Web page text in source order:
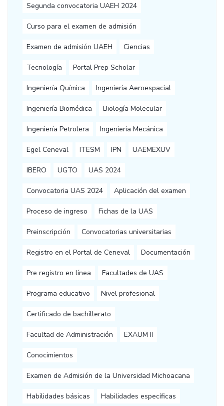
Segunda convocatoria UAEH 2024
Curso para el examen de admisión
Examen de admisión UAEH Ciencias
Tecnología Portal Prep Scholar
Ingeniería Química Ingeniería Aeroespacial
Ingeniería Biomédica Biología Molecular
Ingeniería Petrolera Ingeniería Mecánica
Egel Ceneval ITESM IPN UAEMEXUV
IBERO UGTO UAS 2024
Convocatoria UAS 2024 Aplicación del examen
Proceso de ingreso Fichas de la UAS
Preinscripción Convocatorias universitarias
Registro en el Portal de Ceneval Documentación
Pre registro en línea Facultades de UAS
Programa educativo Nivel profesional
Certificado de bachillerato
Facultad de Administración EXAUM II
Conocimientos
Examen de Admisión de la Universidad Michoacana
Habilidades básicas Habilidades específicas